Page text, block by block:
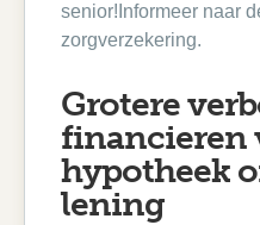
senior!Informeer naar
zorgverzekering.
Grotere
financieren
hypotheek
lening